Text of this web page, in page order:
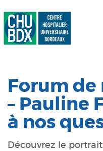
Forum
– Pauline
à nos
Découvrez le